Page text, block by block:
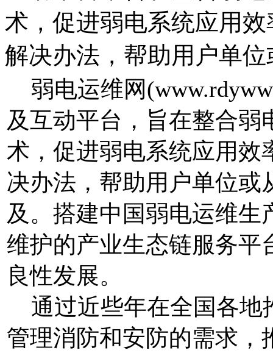
术，促进弱电系统应用
解决办法，帮助用户单位
弱电运维网
及互动平台，旨在整合
术，促进弱电系统应用效
决办法，帮助用户单位或
及。搭建中国弱电运维
维护的产业生态链服务平
良性发展。
通过近些年在全国各地
管理消防和安防的需求，